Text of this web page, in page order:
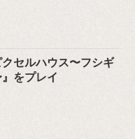
セルハウス〜フシギ
をプレイ